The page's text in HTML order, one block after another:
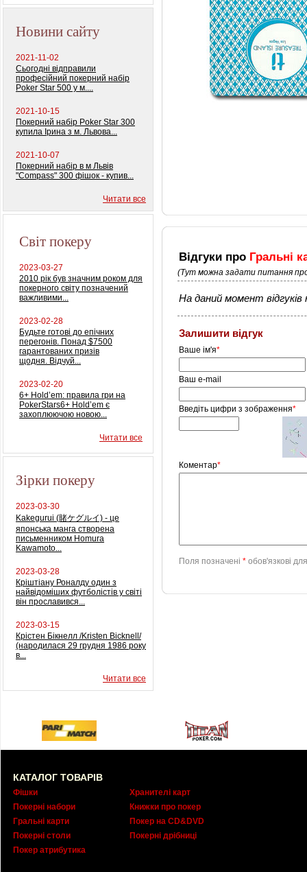
Новини сайту
2021-11-02
Сьогодні відправили
професійний покерний набір
Poker Star 500 у м....
2021-10-15
Покерний набір Poker Star 300
купила Ірина з м. Львова...
2021-10-07
Покерний набір в м Львів
"Compass" 300 фішок - купив...
Читати все
Світ покеру
2023-03-27
2010 рік був значним роком для
покерного світу позначений
важливими...
2023-02-28
Будьте готові до епічних
перегонів. Понад $7500
гарантованих призів
щодня. Відчуй...
2023-02-20
6+ Hold’em: правила гри на
PokerStars6+ Hold’em є
захоплюючою новою...
Читати все
Зірки покеру
2023-03-30
Kakegurui (賭ケグルイ) - це
японська манга створена
письменником Homura
Kawamoto...
2023-03-28
Кріштіану Роналду один з
найвідоміших футболістів у світі
він прославився...
2023-03-15
Крістен Бікнелл /Kristen Bicknell/
(народилася 29 грудня 1986 року
в...
Читати все
Відгуки про Гральні
(Тут можна задати питання
На даний момент відгуків
Залишити відгук
Ваше ім'я*
Ваш e-mail
Введіть цифри з зображення*
Коментар*
Поля позначені * обов'язкові
КАТАЛОГ ТОВАРІВ
Фішки
Покерні набори
Гральні карти
Покерні столи
Покер атрибутика
Хранителі карт
Книжки про покер
Покер на CD&DVD
Покерні дрібниці